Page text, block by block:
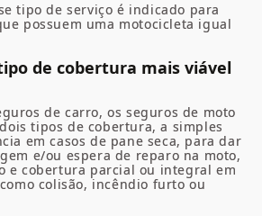
tipo de serviço é indicado para
possuem uma motocicleta igual
de cobertura mais viável
de carro, os seguros de moto
tipos de cobertura, a simples
em casos de pane seca, para dar
e/ou espera de reparo na moto,
e cobertura parcial ou integral em
colisão, incêndio furto ou